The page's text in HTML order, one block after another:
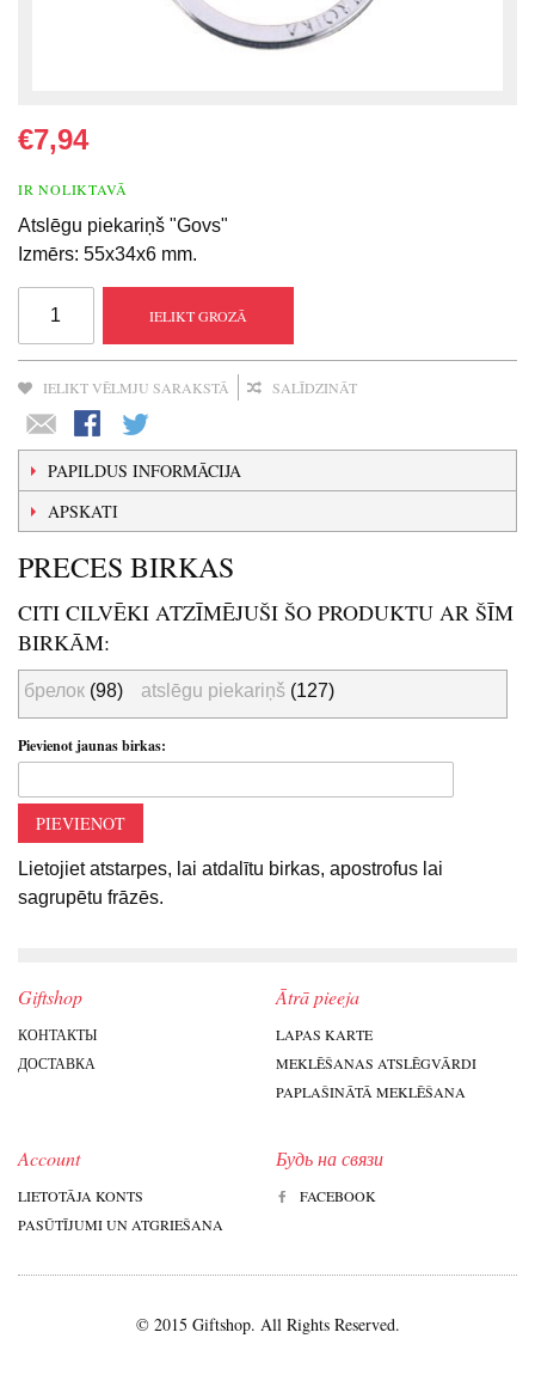
€7,94
IR NOLIKTAVĀ
Atslēgu piekariņš "Govs"
Izmērs: 55x34x6 mm.
IELIKT GROZĀ
IELIKT VĒLMJU SARAKSTĀ SALĪDZINĀT
PAPILDUS INFORMĀCIJA
APSKATI
PRECES BIRKAS
CITI CILVĒKI ATZĪMĒJUŠI ŠO PRODUKTU AR ŠĪM
BIRKĀM:
брелок (98) atslēgu piekariņš (127)
Pievienot jaunas birkas:
PIEVIENOT
Lietojiet atstarpes, lai atdalītu birkas, apostrofus lai
sagrupētu frāzēs.
Giftshop
КОНТАКТЫ
ДОСТАВКА
Ātrā pieeja
LAPAS KARTE
MEKLĒŠANAS ATSLĒGVĀRDI
PAPLAŠINĀTĀ MEKLĒŠANA
Account
LIETOTĀJA KONTS
PASŪTĪJUMI UN ATGRIEŠANA
Будь на связи
FACEBOOK
© 2015 Giftshop. All Rights Reserved.